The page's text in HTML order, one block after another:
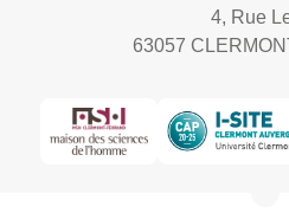
4, Rue
63057